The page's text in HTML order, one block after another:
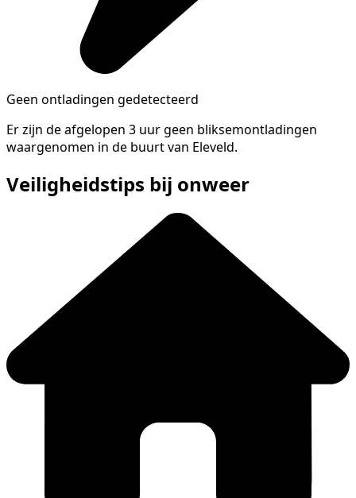
Geen ontladingen gedetecteerd
Er zijn de afgelopen 3 uur geen bliksemontladingen
waargenomen in de buurt van Eleveld.
Veiligheidstips bij onweer